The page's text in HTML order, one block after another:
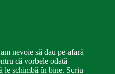
nevoie să dau pe-afară
că vorbele odată
le schimbă în bine. Scriu